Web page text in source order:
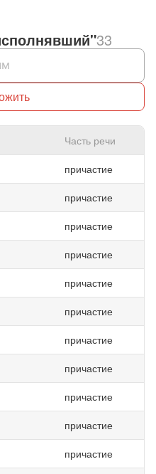
33
Часть речи
причастие
причастие
причастие
причастие
причастие
причастие
причастие
причастие
причастие
причастие
причастие